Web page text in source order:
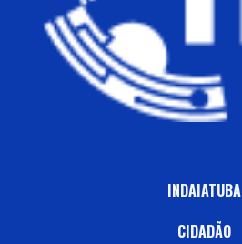
INDAIATUBA
CIDADÃO